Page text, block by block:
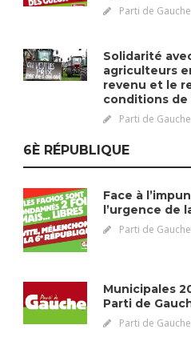
Parti de Gauche
Solidarité
agriculteurs
revenu et le
conditions de
Parti de Gauche
6È RÉPUBLIQUE
Face à
l’urgence de
Parti de Gauche
Municipales
Parti de
Parti de Gauche